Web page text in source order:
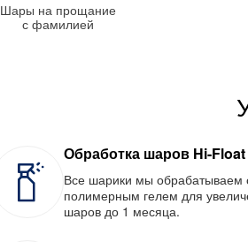
Шары на прощание
с фамилией
Обработка шаров Hi-Float
Все шарики мы обрабатываем
полимерным гелем для
шаров до 1 месяца.